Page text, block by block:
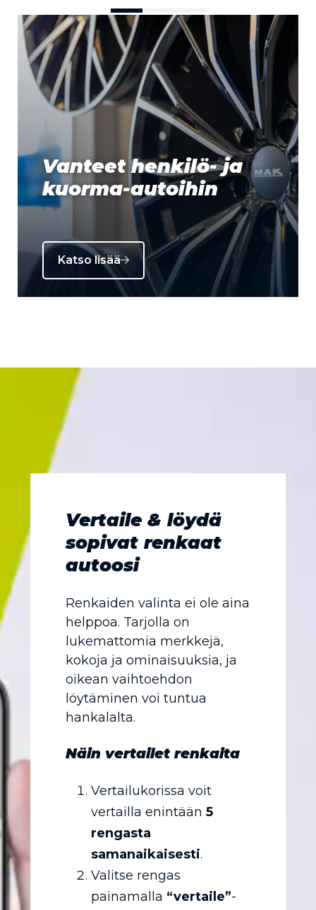
Vanteet henkilö- ja
kuorma-autoihin
Katso lisää
Vertaile & löydä
sopivat renkaat
autoosi
Renkaiden valinta ei ole aina
helppoa. Tarjolla on
lukemattomia merkkejä,
kokoja ja ominaisuuksia, ja
oikean vaihtoehdon
löytäminen voi tuntua
hankalalta.
Näin vertailet renkaita
Vertailukorissa voit
vertailla enintään 5
rengasta
samanaikaisesti.
Valitse rengas
painamalla “vertaile”-